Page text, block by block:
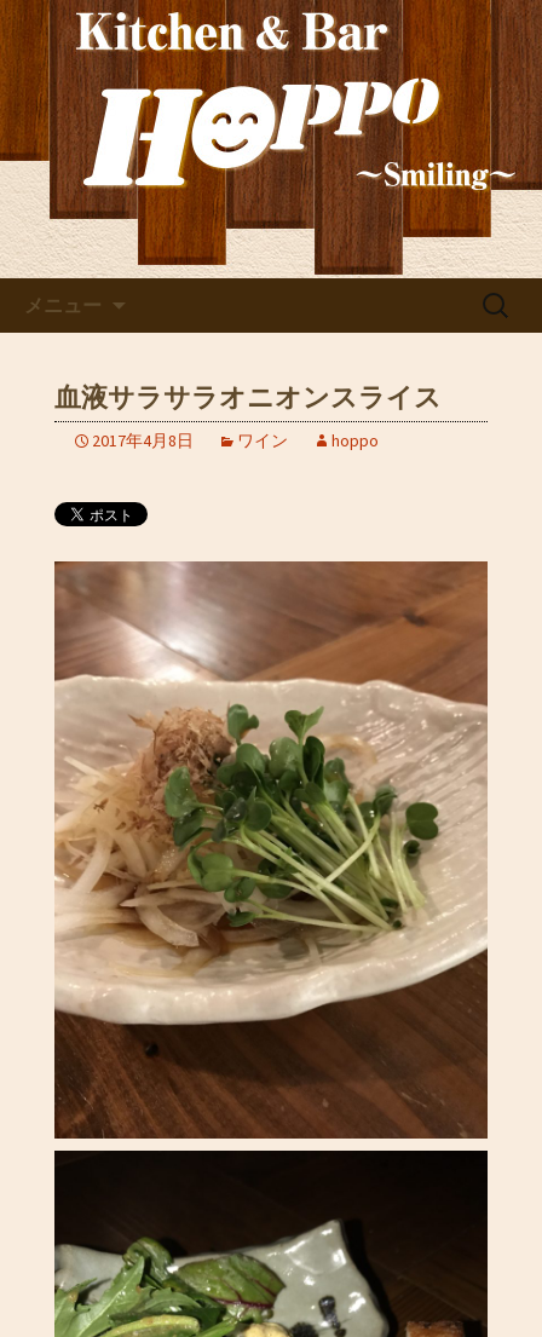
玉造の洋食居酒屋
「HOPPO（ホッポ）」の最新
情報
新しいワインの情報を発信！ご宴会や
貸切にもぴったり。深夜2時まで営業し
ているので、2軒目利用としても。
メニュー
検
血液サラサラオニオンスライス
2017年4月8日 ワイン hoppo